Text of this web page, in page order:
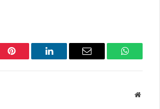
Pinterest LinkedIn Email WhatsApp
Website